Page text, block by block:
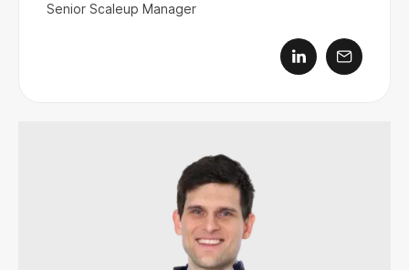
Senior Scaleup Manager